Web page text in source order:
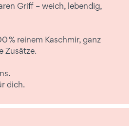
Griff – weich, lebendig,
% reinem Kaschmir, ganz
Zusätze.
dich.